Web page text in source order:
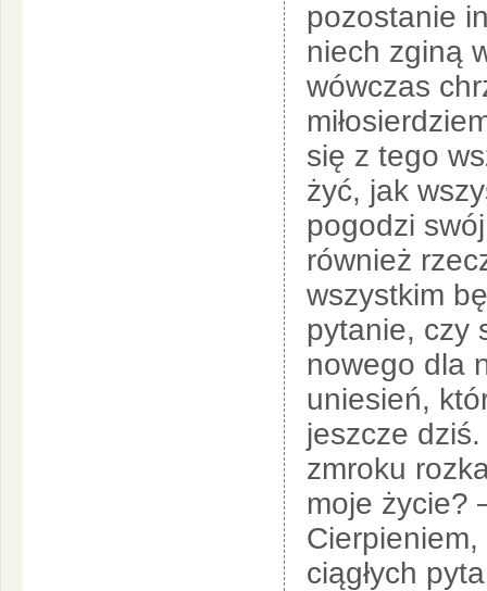
pozostanie
niech zginą
wówczas
się z tego
żyć, jak
pogodzi
również
wszystkim
pytanie, czy
nowego dla
uniesień,
jeszcze
zmroku
moje życie?
ciągłych